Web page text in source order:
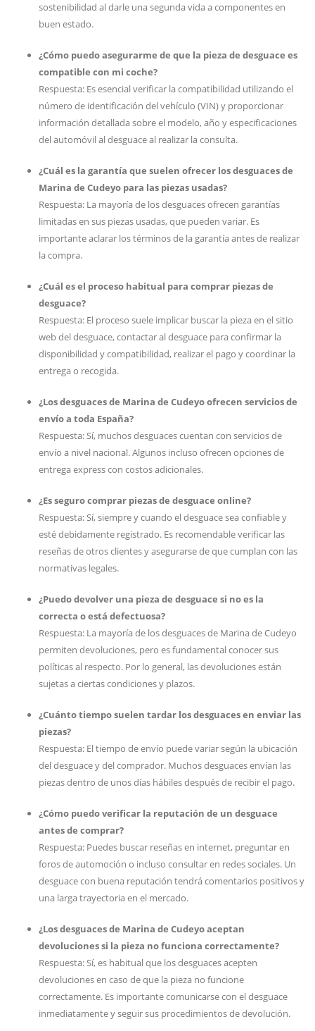
sostenibilidad al darle una segunda vida a componentes en
buen estado.
¿Cómo puedo asegurarme de que la pieza de desguace es
compatible con mi coche?
Respuesta: Es esencial verificar la compatibilidad utilizando el
número de identificación del vehículo (VIN) y proporcionar
información detallada sobre el modelo, año y especificaciones
del automóvil al desguace al realizar la consulta.
¿Cuál es la garantía que suelen ofrecer los desguaces de
Marina de Cudeyo para las piezas usadas?
Respuesta: La mayoría de los desguaces ofrecen garantías
limitadas en sus piezas usadas, que pueden variar. Es
importante aclarar los términos de la garantía antes de realizar
la compra.
¿Cuál es el proceso habitual para comprar piezas de
desguace?
Respuesta: El proceso suele implicar buscar la pieza en el sitio
web del desguace, contactar al desguace para confirmar la
disponibilidad y compatibilidad, realizar el pago y coordinar la
entrega o recogida.
¿Los desguaces de Marina de Cudeyo ofrecen servicios de
envío a toda España?
Respuesta: Sí, muchos desguaces cuentan con servicios de
envío a nivel nacional. Algunos incluso ofrecen opciones de
entrega express con costos adicionales.
¿Es seguro comprar piezas de desguace online?
Respuesta: Sí, siempre y cuando el desguace sea confiable y
esté debidamente registrado. Es recomendable verificar las
reseñas de otros clientes y asegurarse de que cumplan con las
normativas legales.
¿Puedo devolver una pieza de desguace si no es la
correcta o está defectuosa?
Respuesta: La mayoría de los desguaces de Marina de Cudeyo
permiten devoluciones, pero es fundamental conocer sus
políticas al respecto. Por lo general, las devoluciones están
sujetas a ciertas condiciones y plazos.
¿Cuánto tiempo suelen tardar los desguaces en enviar las
piezas?
Respuesta: El tiempo de envío puede variar según la ubicación
del desguace y del comprador. Muchos desguaces envían las
piezas dentro de unos días hábiles después de recibir el pago.
¿Cómo puedo verificar la reputación de un desguace
antes de comprar?
Respuesta: Puedes buscar reseñas en internet, preguntar en
foros de automoción o incluso consultar en redes sociales. Un
desguace con buena reputación tendrá comentarios positivos y
una larga trayectoria en el mercado.
¿Los desguaces de Marina de Cudeyo aceptan
devoluciones si la pieza no funciona correctamente?
Respuesta: Sí, es habitual que los desguaces acepten
devoluciones en caso de que la pieza no funcione
correctamente. Es importante comunicarse con el desguace
inmediatamente y seguir sus procedimientos de devolución.